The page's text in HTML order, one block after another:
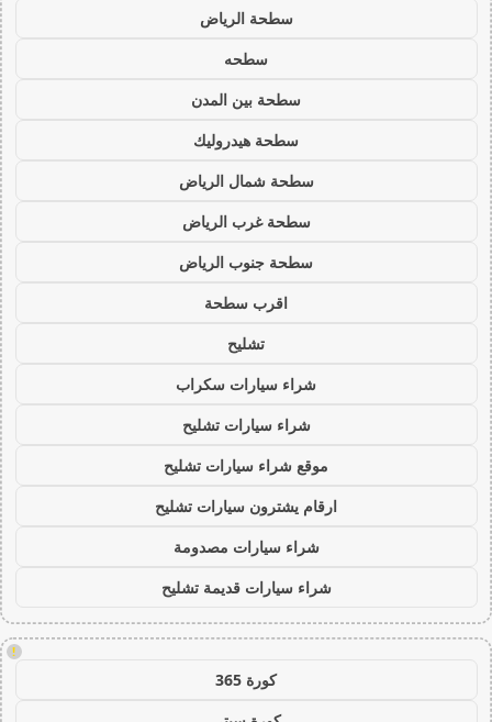
سطحة الرياض
سطحه
سطحة بين المدن
سطحة هيدروليك
سطحة شمال الرياض
سطحة غرب الرياض
سطحة جنوب الرياض
اقرب سطحة
تشليح
شراء سيارات سكراب
شراء سيارات تشليح
موقع شراء سيارات تشليح
ارقام يشترون سيارات تشليح
شراء سيارات مصدومة
شراء سيارات قديمة تشليح
!
كورة 365